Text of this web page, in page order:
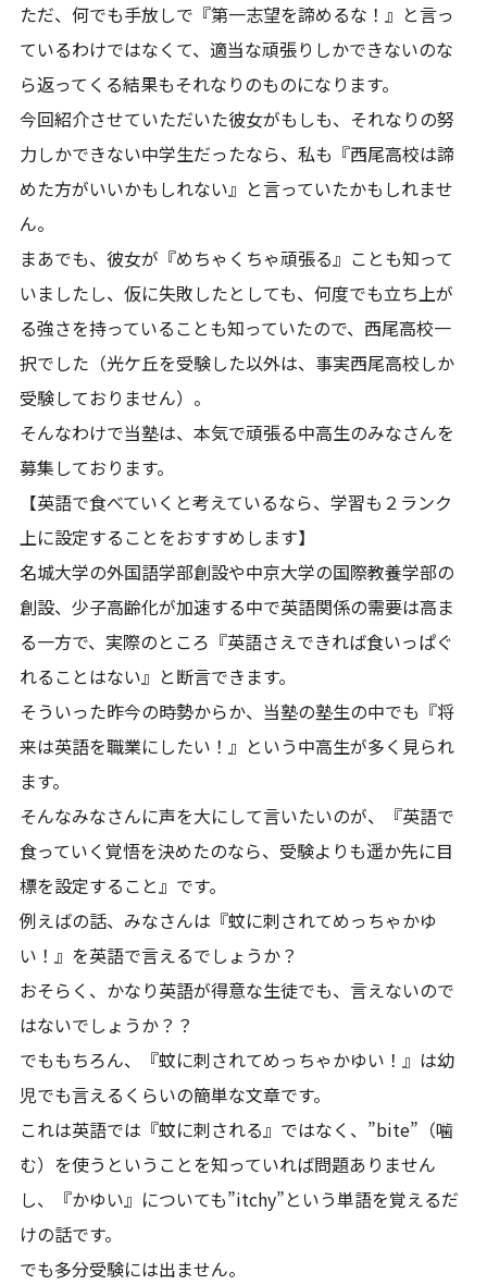
ただ、何でも手放しで『第一志望を諦めるな！』と言っ
ているわけではなくて、適当な頑張りしかできないのな
ら返ってくる結果もそれなりのものになります。
今回紹介させていただいた彼女がもしも、それなりの努
力しかできない中学生だったなら、私も『西尾高校は諦
めた方がいいかもしれない』と言っていたかもしれませ
ん。
まあでも、彼女が『めちゃくちゃ頑張る』ことも知って
いましたし、仮に失敗したとしても、何度でも立ち上が
る強さを持っていることも知っていたので、西尾高校一
択でした（光ケ丘を受験した以外は、事実西尾高校しか
受験しておりません）。
そんなわけで当塾は、本気で頑張る中高生のみなさんを
募集しております。
【英語で食べていくと考えているなら、学習も２ランク
上に設定することをおすすめします】
名城大学の外国語学部創設や中京大学の国際教養学部の
創設、少子高齢化が加速する中で英語関係の需要は高ま
る一方で、実際のところ『英語さえできれば食いっぱぐ
れることはない』と断言できます。
そういった昨今の時勢からか、当塾の塾生の中でも『将
来は英語を職業にしたい！』という中高生が多く見られ
ます。
そんなみなさんに声を大にして言いたいのが、『英語で
食っていく覚悟を決めたのなら、受験よりも遥か先に目
標を設定すること』です。
例えばの話、みなさんは『蚊に刺されてめっちゃかゆ
い！』を英語で言えるでしょうか？
おそらく、かなり英語が得意な生徒でも、言えないので
はないでしょうか？？
でももちろん、『蚊に刺されてめっちゃかゆい！』は幼
児でも言えるくらいの簡単な文章です。
これは英語では『蚊に刺される』ではなく、”bite”（噛
む）を使うということを知っていれば問題ありません
し、『かゆい』についても”itchy”という単語を覚えるだ
けの話です。
でも多分受験には出ません。